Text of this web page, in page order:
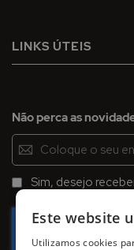
LINKS ÚTEIS
Não perca as
Inscreva-
se
na
Newsletter:
Sim, desejo
Este website
Utilizamos cookies